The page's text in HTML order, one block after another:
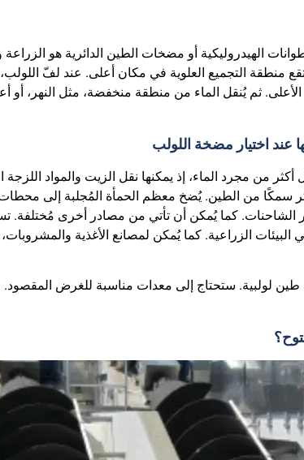
الهيدروليكية أو مضخات الطين الدائرية هو
منطقة التجميع العلوية في مكان أعلى. عند لفّ اللولب،
ثم يُنقل الماء من منطقة منخفضة، مثل النهر، أو
عند اختيار مضخة اللولب
من مجرد الماء، إذ يمكنها نقل الزيت والمواد
سمكًا من الطين. يُضخ معظم الحمأة المُجلبة إلى
الشاحنات. كما يُمكن أن تأتي من مصادر أخرى مُختلفة.
الزراعية. كما يُمكن لمصانع الأغذية
طين لولبية. ستحتاج إلى معدات مناسبة للغرض المقصود.